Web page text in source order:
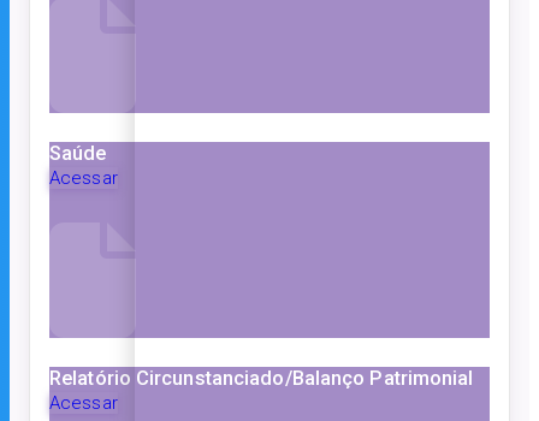
Saúde
Acessar
Relatório Circunstanciado/Balanço Patrimonial
Acessar